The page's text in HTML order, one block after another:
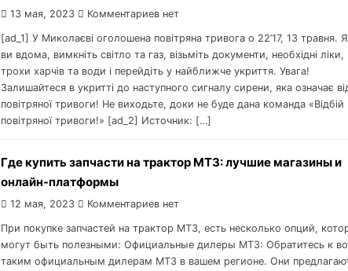
13 мая, 2023 Комментариев нет
[ad_1] У Миколаєві оголошена повітряна тривога о 22’17, 13 травня.
ви вдома, вимкніть світло та газ, візьміть документи, необхідні ліки,
трохи харчів та води і перейдіть у найближче укриття. Увага!
Залишайтеся в укритті до наступного сигналу сирени, яка означає
повітряної тривоги! Не виходьте, доки не буде дана команда «Відбій
повітряної тривоги!» [ad_2] Источник: […]
Где купить запчасти на трактор МТЗ: лучшие магазины и
онлайн-платформы
12 мая, 2023 Комментариев нет
При покупке запчастей на трактор МТЗ, есть несколько опций,
могут быть полезными: Официальные дилеры МТЗ: Обратитесь к
таким официальным дилерам МТЗ в вашем регионе. Они